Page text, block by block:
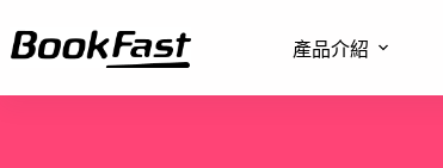
產品介紹